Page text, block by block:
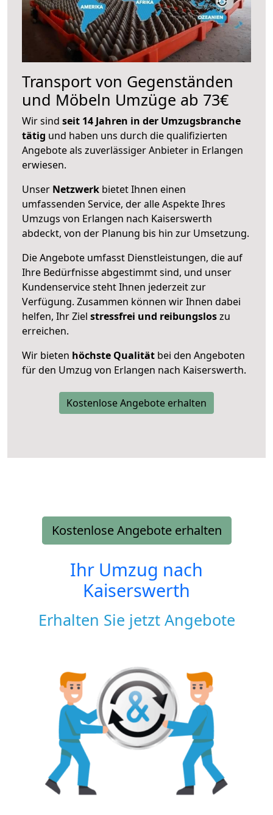
Transport von Gegenständen
und Möbeln Umzüge ab 73€
Wir sind seit 14 Jahren in der Umzugsbranche
tätig und haben uns durch die qualifizierten
Angebote als zuverlässiger Anbieter in Erlangen
erwiesen.
Unser Netzwerk bietet Ihnen einen
umfassenden Service, der alle Aspekte Ihres
Umzugs von Erlangen nach Kaiserswerth
abdeckt, von der Planung bis hin zur Umsetzung.
Die Angebote umfasst Dienstleistungen, die auf
Ihre Bedürfnisse abgestimmt sind, und unser
Kundenservice steht Ihnen jederzeit zur
Verfügung. Zusammen können wir Ihnen dabei
helfen, Ihr Ziel stressfrei und reibungsloszu
erreichen.
Wir bieten höchste Qualität bei den Angeboten
für den Umzug von Erlangen nach Kaiserswerth.
Kostenlose Angebote erhalten
Kostenlose Angebote erhalten
Ihr Umzug nach
Kaiserswerth
Erhalten Sie jetzt Angebote